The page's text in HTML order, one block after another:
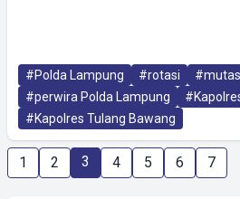
#Polda Lampung #rotasi
#perwira Polda Lampung
#Kapolres Tulang Bawang
1 2 3 4 5 6 7